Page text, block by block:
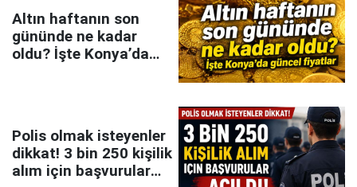
Altın haftanın son
gününde ne kadar
oldu? İşte Konya’da
Polis olmak isteyenler
dikkat! 3 bin 250 kişilik
alım için başvurular